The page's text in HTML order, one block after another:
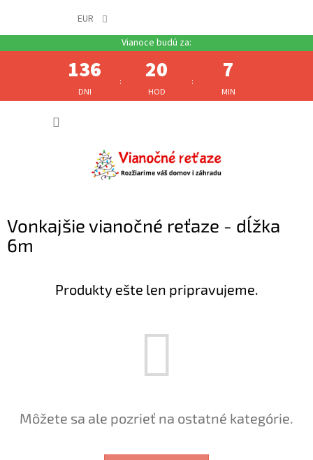
136
DNI
: 20
HOD
: 7
MIN
EUR
Vonkajšie vianočné reťaze - dĺžka
6m
Produkty ešte len pripravujeme.
Môžete sa ale pozrieť na ostatné kategórie.